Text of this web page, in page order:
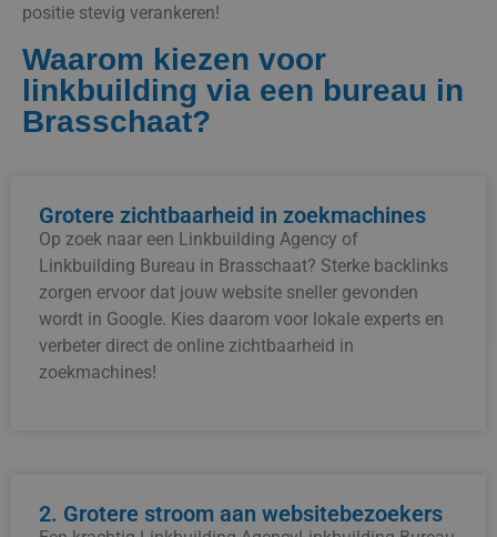
positie stevig verankeren!
Waarom kiezen voor
linkbuilding via een bureau in
Brasschaat?
Grotere zichtbaarheid in zoekmachines
Op zoek naar een Linkbuilding Agency of
Linkbuilding Bureau in Brasschaat? Sterke backlinks
zorgen ervoor dat jouw website sneller gevonden
wordt in Google. Kies daarom voor lokale experts en
verbeter direct de online zichtbaarheid in
zoekmachines!
2. Grotere stroom aan websitebezoekers